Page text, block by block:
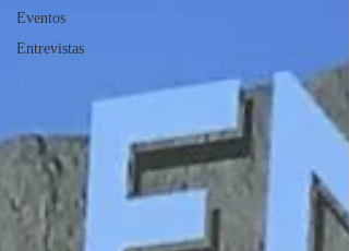
Eventos
Entrevistas